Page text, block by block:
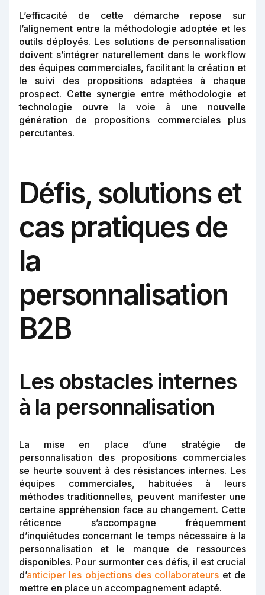
L’efficacité de cette démarche repose sur
l’alignement entre la méthodologie adoptée et les
outils déployés. Les solutions de personnalisation
doivent s’intégrer naturellement dans le workflow
des équipes commerciales, facilitant la création et
le suivi des propositions adaptées à chaque
prospect. Cette synergie entre méthodologie et
technologie ouvre la voie à une nouvelle
génération de propositions commerciales plus
percutantes.
Défis, solutions et
cas pratiques de
la
personnalisation
B2B
Les obstacles internes
à la personnalisation
La mise en place d’une stratégie de
personnalisation des propositions commerciales
se heurte souvent à des résistances internes. Les
équipes commerciales, habituées à leurs
méthodes traditionnelles, peuvent manifester une
certaine appréhension face au changement. Cette
réticence s’accompagne fréquemment
d’inquiétudes concernant le temps nécessaire à la
personnalisation et le manque de ressources
disponibles. Pour surmonter ces défis, il est crucial
d’anticiper les objections des collaborateurs et de
mettre en place un accompagnement adapté.